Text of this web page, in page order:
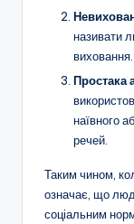
називати
виховання.
Простака
наївного
речей.
Таким чином,
означає, що
соціальним